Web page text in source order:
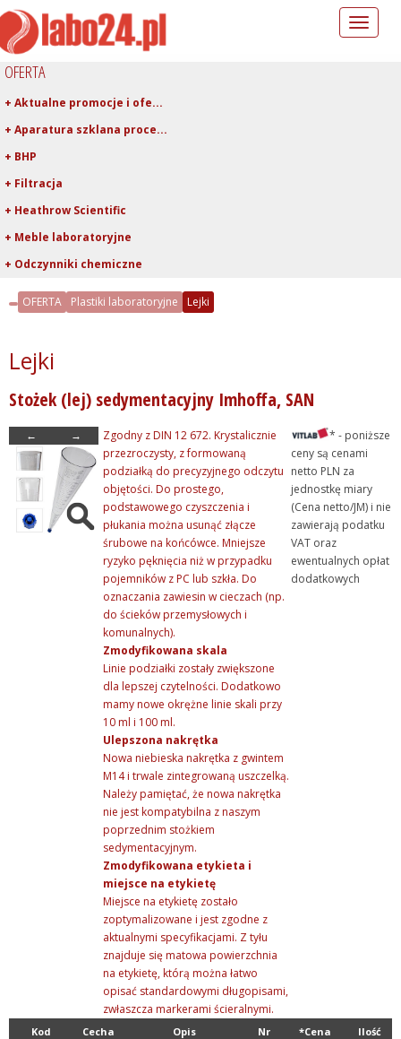
Toggle
OFERTA
+ Aktualne promocje i ofe...
+ Aparatura szklana proce...
+ BHP
+ Filtracja
+ Heathrow Scientific
+ Meble laboratoryjne
+ Odczynniki chemiczne
+ Pipetowanie i dawkowani...
- Plastiki laboratoryjne
+ Butle, butelki, tryskaw...
- Lejki
+ Life Science
+ Mikroskopia
+ Naczynia miarowe
+ Pobieranie próbek
+ Pojemniki, naczynia, ku...
+ Pozostałe produkty
+ Statywy, pudełka i sto...
+ Porcelana laboratoryjna
+ Rury, pręty, kapilary ...
+ Szkło kwarcowe
+ Szkło laboratoryjne
+ Termometry / Areometry
+ Urządzenia laboratoryj...
+ WPL - produkcja
+ Wyroby metalowe
+ Wyroby z gumy, drewna, ...
+ Z przymrużeniem oka
OFERTA Plastiki laboratoryjne Lejki
Lejki
Stożek (lej) sedymentacyjny Imhoffa, SAN
← →
Zgodny z DIN 12 672. Krystalicznie
przezroczysty, z formowaną
podziałką do precyzyjnego odczytu
objętości. Do prostego,
podstawowego czyszczenia i
płukania można usunąć złącze
śrubowe na końcówce. Mniejsze
ryzyko pęknięcia niż w przypadku
pojemników z PC lub szkła. Do
oznaczania zawiesin w cieczach (np.
do ścieków przemysłowych i
komunalnych).
Zmodyfikowana skala
Linie podziałki zostały zwiększone
dla lepszej czytelności. Dodatkowo
mamy nowe okrężne linie skali przy
10 ml i 100 ml.
Ulepszona nakrętka
Nowa niebieska nakrętka z gwintem
M14 i trwale zintegrowaną uszczelką.
Należy pamiętać, że nowa nakrętka
nie jest kompatybilna z naszym
poprzednim stożkiem
sedymentacyjnym.
Zmodyfikowana etykieta i
miejsce na etykietę
Miejsce na etykietę zostało
zoptymalizowane i jest zgodne z
aktualnymi specyfikacjami. Z tyłu
znajduje się matowa powierzchnia
na etykietę, którą można łatwo
opisać standardowymi długopisami,
zwłaszcza markerami ścieralnymi.
* - poniższe
ceny są cenami
netto PLN za
jednostkę miary
(Cena netto/JM) i nie
zawierają podatku
VAT oraz
ewentualnych opłat
dodatkowych
Kod
Cecha
Opis
Nr
*Cena
Ilość